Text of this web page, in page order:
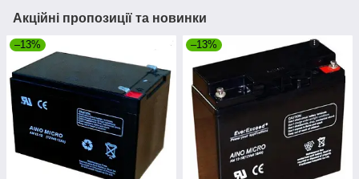
Акційні пропозиції та новинки
–13% –13%